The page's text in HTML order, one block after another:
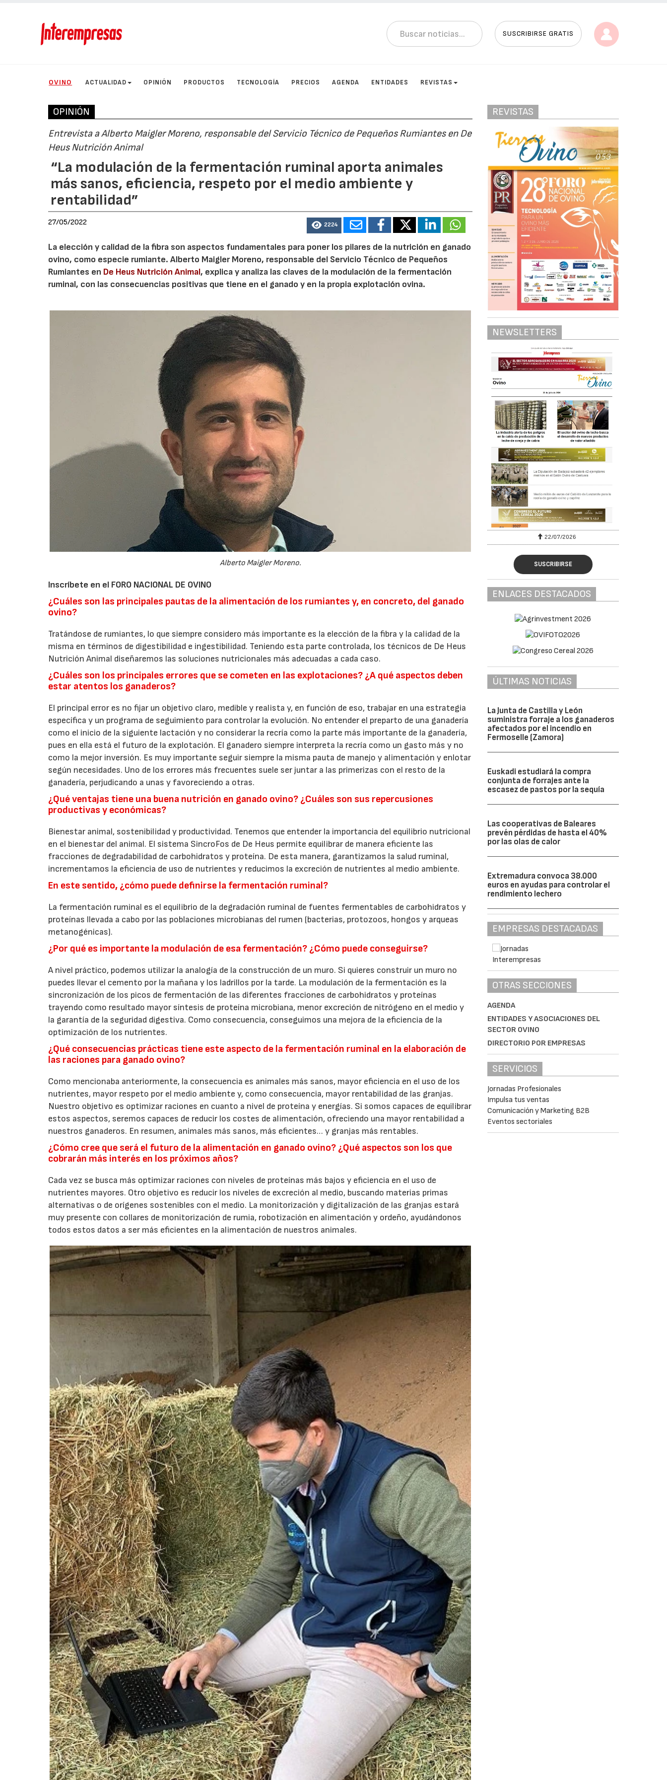
SUSCRIBIRSE GRATIS
OVINO ACTUALIDAD OPINIÓN PRODUCTOS TECNOLOGÍA PRECIOS AGENDA ENTIDADES REVISTAS
OPINIÓN
Entrevista a Alberto Maigler Moreno, responsable del Servicio Técnico de Pequeños Rumiantes en De
Heus Nutrición Animal
“La modulación de la fermentación ruminal aporta animales
más sanos, eficiencia, respeto por el medio ambiente y
rentabilidad”
27/05/2022 2224
La elección y calidad de la fibra son aspectos fundamentales para poner los pilares de la nutrición en ganado
ovino, como especie rumiante. Alberto Maigler Moreno, responsable del Servicio Técnico de Pequeños
Rumiantes en De Heus Nutrición Animal, explica y analiza las claves de la modulación de la fermentación
ruminal, con las consecuencias positivas que tiene en el ganado y en la propia explotación ovina.
Alberto Maigler Moreno.
Inscríbete en el FORO NACIONAL DE OVINO
¿Cuáles son las principales pautas de la alimentación de los rumiantes y, en concreto, del ganado
ovino?
Tratándose de rumiantes, lo que siempre considero más importante es la elección de la fibra y la calidad de la
misma en términos de digestibilidad e ingestibilidad. Teniendo esta parte controlada, los técnicos de De Heus
Nutrición Animal diseñaremos las soluciones nutricionales más adecuadas a cada caso.
¿Cuáles son los principales errores que se cometen en las explotaciones? ¿A qué aspectos deben
estar atentos los ganaderos?
El principal error es no fijar un objetivo claro, medible y realista y, en función de eso, trabajar en una estrategia
específica y un programa de seguimiento para controlar la evolución. No entender el preparto de una ganadería
como el inicio de la siguiente lactación y no considerar la recría como la parte más importante de la ganadería,
pues en ella está el futuro de la explotación. El ganadero siempre interpreta la recría como un gasto más y no
como la mejor inversión. Es muy importante seguir siempre la misma pauta de manejo y alimentación y enlotar
según necesidades. Uno de los errores más frecuentes suele ser juntar a las primerizas con el resto de la
ganadería, perjudicando a unas y favoreciendo a otras.
¿Qué ventajas tiene una buena nutrición en ganado ovino? ¿Cuáles son sus repercusiones
productivas y económicas?
Bienestar animal, sostenibilidad y productividad. Tenemos que entender la importancia del equilibrio nutricional
en el bienestar del animal. El sistema SincroFos de De Heus permite equilibrar de manera eficiente las
fracciones de degradabilidad de carbohidratos y proteína. De esta manera, garantizamos la salud ruminal,
incrementamos la eficiencia de uso de nutrientes y reducimos la excreción de nutrientes al medio ambiente.
En este sentido, ¿cómo puede definirse la fermentación ruminal?
La fermentación ruminal es el equilibrio de la degradación ruminal de fuentes fermentables de carbohidratos y
proteínas llevada a cabo por las poblaciones microbianas del rumen (bacterias, protozoos, hongos y arqueas
metanogénicas).
¿Por qué es importante la modulación de esa fermentación? ¿Cómo puede conseguirse?
A nivel práctico, podemos utilizar la analogía de la construcción de un muro. Si quieres construir un muro no
puedes llevar el cemento por la mañana y los ladrillos por la tarde. La modulación de la fermentación es la
sincronización de los picos de fermentación de las diferentes fracciones de carbohidratos y proteínas
trayendo como resultado mayor síntesis de proteína microbiana, menor excreción de nitrógeno en el medio y
la garantía de la seguridad digestiva. Como consecuencia, conseguimos una mejora de la eficiencia de la
optimización de los nutrientes.
¿Qué consecuencias prácticas tiene este aspecto de la fermentación ruminal en la elaboración de
las raciones para ganado ovino?
Como mencionaba anteriormente, la consecuencia es animales más sanos, mayor eficiencia en el uso de los
nutrientes, mayor respeto por el medio ambiente y, como consecuencia, mayor rentabilidad de las granjas.
Nuestro objetivo es optimizar raciones en cuanto a nivel de proteína y energías. Si somos capaces de equilibrar
estos aspectos, seremos capaces de reducir los costes de alimentación, ofreciendo una mayor rentabilidad a
nuestros ganaderos. En resumen, animales más sanos, más eficientes… y granjas más rentables.
¿Cómo cree que será el futuro de la alimentación en ganado ovino? ¿Qué aspectos son los que
cobrarán más interés en los próximos años?
Cada vez se busca más optimizar raciones con niveles de proteínas más bajos y eficiencia en el uso de
nutrientes mayores. Otro objetivo es reducir los niveles de excreción al medio, buscando materias primas
alternativas o de orígenes sostenibles con el medio. La monitorización y digitalización de las granjas estará
muy presente con collares de monitorización de rumia, robotización en alimentación y ordeño, ayudándonos
todos estos datos a ser más eficientes en la alimentación de nuestros animales.
REVISTAS
NEWSLETTERS
22/07/2026 22/07/2026
SUSCRIBIRSE
ENLACES DESTACADOS
ÚLTIMAS NOTICIAS
La Junta de Castilla y León
suministra forraje a los ganaderos
afectados por el incendio en
Fermoselle (Zamora)
Euskadi estudiará la compra
conjunta de forrajes ante la
escasez de pastos por la sequía
Las cooperativas de Baleares
prevén pérdidas de hasta el 40%
por las olas de calor
Extremadura convoca 38.000
euros en ayudas para controlar el
rendimiento lechero
EMPRESAS DESTACADAS
OTRAS SECCIONES
AGENDA
ENTIDADES Y ASOCIACIONES DEL
SECTOR OVINO
DIRECTORIO POR EMPRESAS
SERVICIOS
Jornadas Profesionales
Impulsa tus ventas
Comunicación y Marketing B2B
Eventos sectoriales